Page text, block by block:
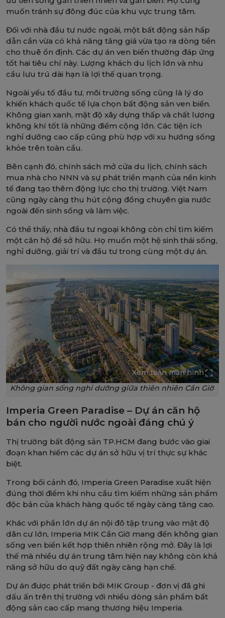
muốn tránh sự đông đúc của khu vực trung tâm.
Đối với nhà đầu tư nước ngoài, một bất động sản hấp
dẫn cần vừa có khả năng tăng giá vừa tạo ra dòng tiền
cho thuê ổn định. Các dự án ven biển thường đáp ứng
tốt hai tiêu chí này. Lượng khách du lịch lớn và nhu
cầu lưu trú dài hạn là lợi thế quan trọng.
Ngoài yếu tố đầu tư, môi trường sống cũng là lý do
khiến khách quốc tế lựa chọn bất động sản ven biển.
Không gian xanh, mật độ xây dựng thấp và chất lượng
không khí tốt là những điểm cộng lớn. Các tiện ích
nghỉ dưỡng cao cấp cũng phù hợp với xu hướng sống
khỏe trên toàn cầu.
Bên cạnh đó, chính sách mở cửa du lịch, chính sách
mua nhà cho NNN và sự phát triển mạnh của nền kinh
tế đang tạo thêm động lực cho thị trường. Việt Nam
cũng ngày càng thu hút cộng đồng chuyên gia nước
ngoài đến sinh sống và làm việc.
Có thể thấy, nhà đầu tư ngoại không còn chỉ tìm kiếm
một căn hộ để sở hữu. Họ muốn một hệ sinh thái sống,
nghỉ dưỡng, giải trí và đầu tư trong cùng một dự án.
Xem toàn màn hình
Không gian sống nghỉ dưỡng giữa thiên nhiên Cần Giờ
Imperia Green Paradise – Dự án căn hộ
bán cho người nước ngoài đáng chú ý
Thị trường bất động sản TP.HCM đang bước vào giai
đoạn khan hiếm các dự án sở hữu vị trí thực sự khác
biệt.
Trong bối cảnh đó, Imperia Green Paradise xuất hiện
đúng thời điểm khi nhu cầu tìm kiếm những sản phẩm
độc bản của khách hàng quốc tế ngày càng tăng cao.
Khác với phần lớn dự án nội đô tập trung vào mật độ
dân cư lớn, Imperia MIK Cần Giờ mang đến không gian
sống ven biển kết hợp thiên nhiên rộng mở. Đây là lợi
thế mà nhiều dự án trung tâm hiện nay không còn khả
năng sở hữu do quỹ đất ngày càng hạn chế.
Dự án được phát triển bởi MIK Group - đơn vị đã ghi
dấu ấn trên thị trường với nhiều dòng sản phẩm bất
động sản cao cấp mang thương hiệu Imperia.